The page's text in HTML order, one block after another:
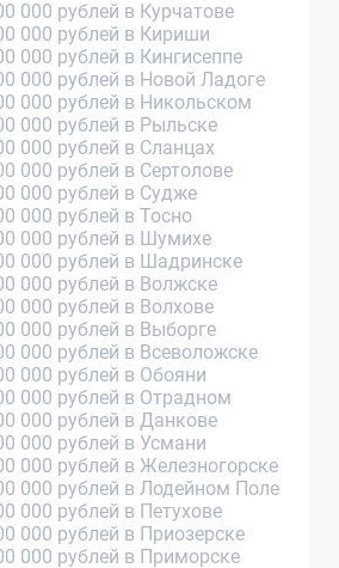
000 рублей в Курчатове
000 рублей в Кириши
000 рублей в Кингисеппе
000 рублей в Новой Ладоге
000 рублей в Никольском
000 рублей в Рыльске
000 рублей в Сланцах
000 рублей в Сертолове
000 рублей в Судже
000 рублей в Тосно
000 рублей в Шумихе
000 рублей в Шадринске
000 рублей в Волжске
000 рублей в Волхове
000 рублей в Выборге
000 рублей в Всеволожске
000 рублей в Обояни
000 рублей в Отрадном
000 рублей в Данкове
000 рублей в Усмани
000 рублей в Железногорске
000 рублей в Лодейном Поле
000 рублей в Петухове
000 рублей в Приозерске
000 рублей в Приморске